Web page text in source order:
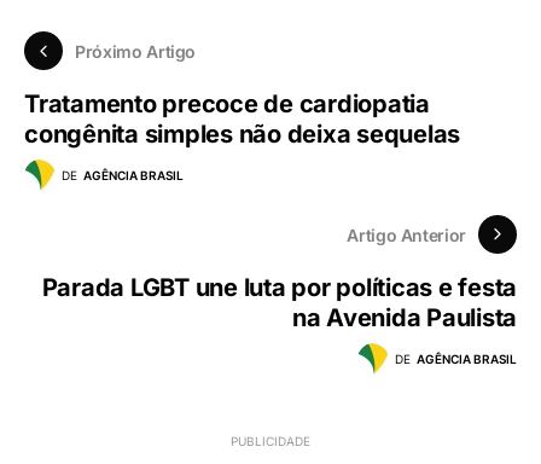
Próximo Artigo
Tratamento precoce de cardiopatia
congênita simples não deixa sequelas
DE AGÊNCIA BRASIL
Artigo Anterior
Parada LGBT une luta por políticas e festa
na Avenida Paulista
DE AGÊNCIA BRASIL